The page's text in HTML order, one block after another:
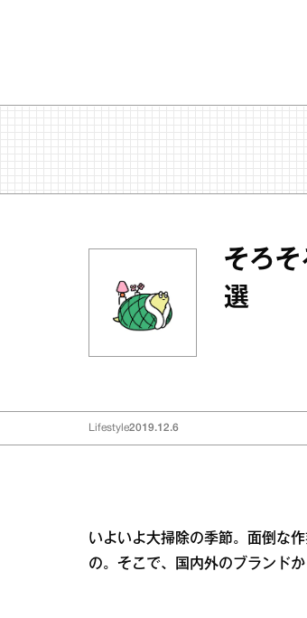
そろ
選
Lifestyle2019.12.6
いよいよ大掃除の季節。面倒な
の。そこで、国内外のブランド